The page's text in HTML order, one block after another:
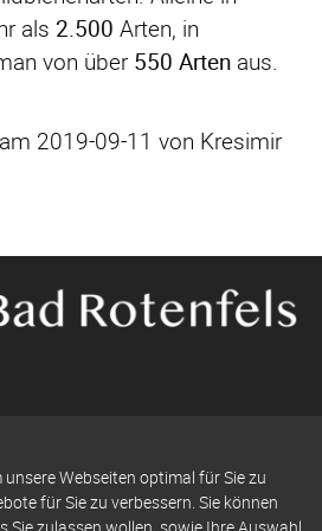
als 2.500 Arten, in
von über550 Arten aus.
2019-09-11 von Kresimir
Datenschutz
Webseiten optimal für Sie zu
für Sie zu verbessern. Sie können